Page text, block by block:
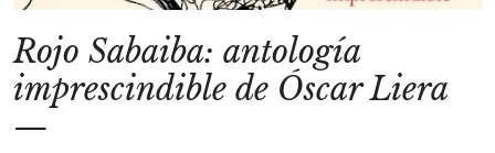
Rojo Sabaiba: antología
imprescindible de Óscar Liera
—